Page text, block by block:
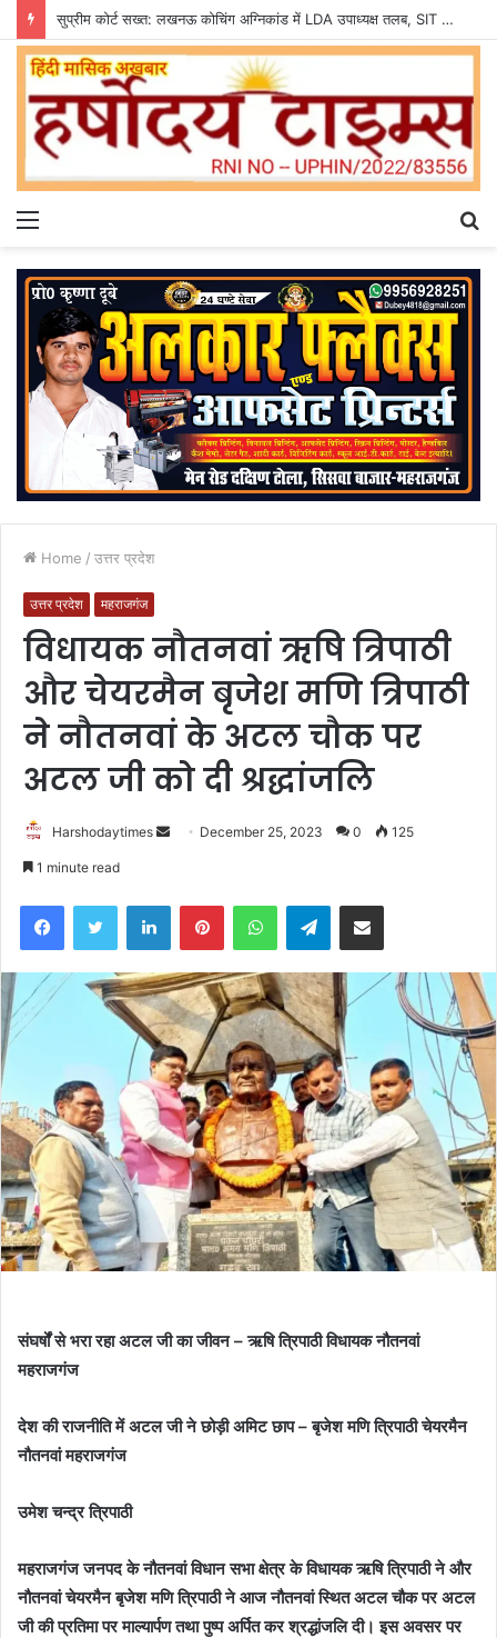
सुप्रीम कोर्ट सख्त: लखनऊ कोचिंग अग्निकांड में LDA उपाध्यक्ष तलब, SIT से मांगी सीलबंद रिपोर्ट
Menu
Home / उत्तर प्रदेश
उत्तर प्रदेश महराजगंज
विधायक नौतनवां ऋषि त्रिपाठी
और चेयरमैन बृजेश मणि त्रिपाठी
ने नौतनवां के अटल चौक पर
अटल जी को दी श्रद्धांजलि
Harshodaytimes
Send December 25, 2023 0 125
1 minute read
FacebookTwitter LinkedInPinterestWhatsAppTelegramShare via Email
संघर्षों से भरा रहा अटल जी का जीवन – ऋषि त्रिपाठी विधायक नौतनवां
महराजगंज
देश की राजनीति में अटल जी ने छोड़ी अमिट छाप – बृजेश मणि त्रिपाठी चेयरमैन
नौतनवां महराजगंज
उमेश चन्द्र त्रिपाठी
महराजगंज जनपद के नौतनवां विधान सभा क्षेत्र के विधायक ऋषि त्रिपाठी ने और
नौतनवां चेयरमैन बृजेश मणि त्रिपाठी ने आज नौतनवां स्थित अटल चौक पर अटल
जी की प्रतिमा पर माल्यार्पण तथा पुष्प अर्पित कर श्रद्धांजलि दी। इस अवसर पर